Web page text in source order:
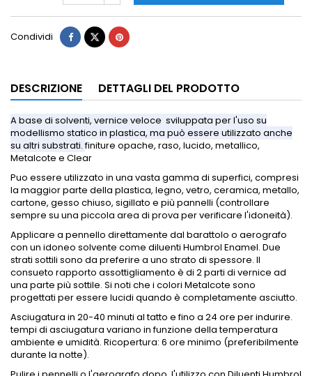
Condividi
DESCRIZIONE DETTAGLI DEL PRODOTTO
A base di solventi, vernice veloce sviluppata per l'uso su
modellismo statico in plastica, ma può essere utilizzato anche
su altri substrati.finiture opache, raso, lucido, metallico,
Metalcote e Clear
Puo essere utilizzato in una vasta gamma di superfici, compresi
la maggior parte della plastica, legno, vetro, ceramica, metallo,
cartone, gesso chiuso, sigillato e più pannelli (controllare
sempre su una piccola area di prova per verificare l'idoneità).
Applicare a pennello direttamente dal barattolo o aerografo
con un idoneo solvente come diluenti Humbrol Enamel. Due
strati sottili sono da preferire a uno strato di spessore. Il
consueto rapporto assottigliamento è di 2 parti di vernice ad
una parte più sottile. Si noti che i colori Metalcote sono
progettati per essere lucidi quando è completamente asciutto.
Asciugatura in 20-40 minuti al tatto e fino a 24 ore per indurire.
tempi di asciugatura variano in funzione della temperatura
ambiente e umidità. Ricopertura: 6 ore minimo (preferibilmente
durante la notte).